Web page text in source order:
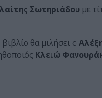
Σωτηριάδου με
βιβλίο θα μιλήσει ο
Κλειώ